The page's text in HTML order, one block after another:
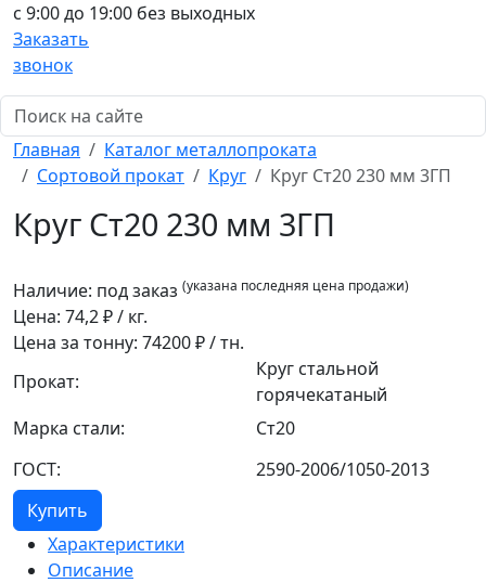
c 9:00 до 19:00 без выходных
Заказать
звонок
Главная
Каталог металлопроката
Сортовой прокат
Круг Круг Ст20 230 мм 3ГП
Круг Ст20 230 мм 3ГП
Наличие: под заказ (указана последняя цена продажи)
Цена: 74,2₽ / кг.
Цена за тонну: 74200₽ / тн.
Прокат:
Круг стальной
горячекатаный
Марка стали:
Ст20
ГОСТ:
2590-2006/1050-2013
Купить
Характеристики
Описание